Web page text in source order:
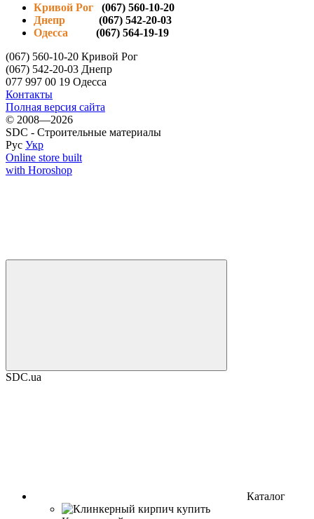
Кривой Рог (067) 560-10-20
Днепр (067) 542-20-03
Одесса (067) 564-19-19
(067) 560-10-20 Кривой Рог
(067) 542-20-03 Днепр
077 997 00 19 Одесса
Контакты
Полная версия сайта
© 2008—2026
SDC - Строительные материалы
Рус Укр
Online store built
with Horoshop
SDC.ua
Каталог